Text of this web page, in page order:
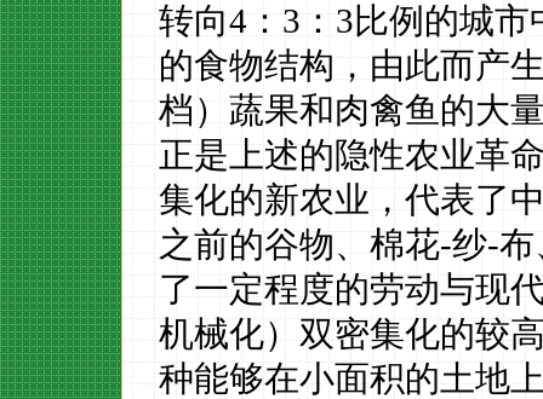
转向4：3：3比例的城
的食物结构，由此而产
档）蔬果和肉禽鱼的大
正是上述的隐性农业革
集化的新农业，代表了
之前的谷物、棉花-纱-
了一定程度的劳动与现
机械化）双密集化的较
种能够在小面积的土地